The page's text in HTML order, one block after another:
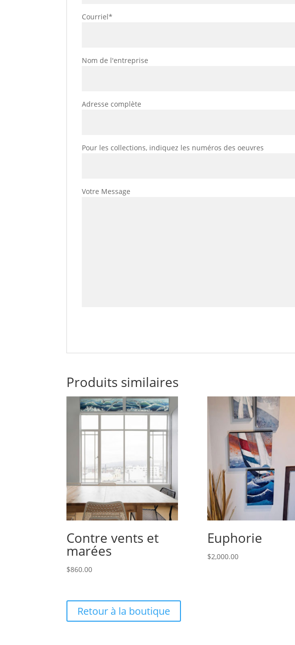
Courriel*
Nom de l'entreprise
Adresse complète
Pour les collections, indiquez les numéros des oeuvres
Votre Message
Produits similaires
Contre vents et
marées
$860.00
Euphorie
$2,000.00
Retour à la boutique